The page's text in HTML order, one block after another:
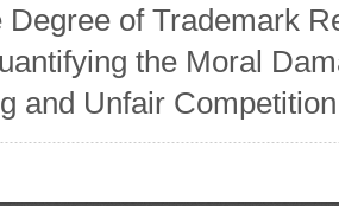
Degree of Trademark
the Moral
and Unfair